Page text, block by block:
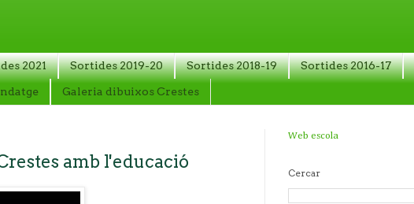
2021 Sortides 2019-20 Sortides 2018-19 Sortides 2016-17
Galeria dibuixos Crestes
amb l'educació
Web escola
Cercar